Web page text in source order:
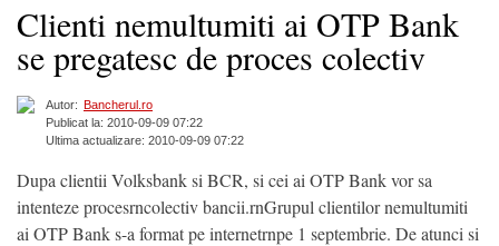
Clienti nemultumiti ai OTP Bank
se pregatesc de proces colectiv
Autor: Bancherul.ro
Publicat la: 2010-09-09 07:22
Ultima actualizare: 2010-09-09 07:22
Dupa clientii Volksbank si BCR, si cei ai OTP Bank vor sa
intenteze procesrncolectiv bancii.rnGrupul clientilor nemultumiti
ai OTP Bank s-a format pe internetrnpe 1 septembrie. De atunci si